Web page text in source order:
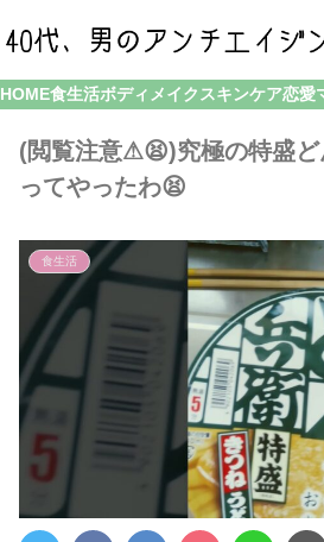
HOME食生活ボディメイク スキンケア恋愛
(閲覧注意⚠😫)究極の特盛
ってやったわ😫
食生活